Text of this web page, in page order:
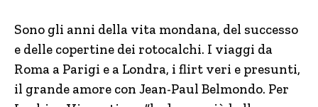
Sono gli anni della vita mondana, del successo
e delle copertine dei rotocalchi. I viaggi da
Roma a Parigi e a Londra, i flirt veri e presunti,
il grande amore con Jean-Paul Belmondo. Per